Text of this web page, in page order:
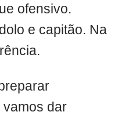
ofensivo.
e capitão. Na
vamos dar